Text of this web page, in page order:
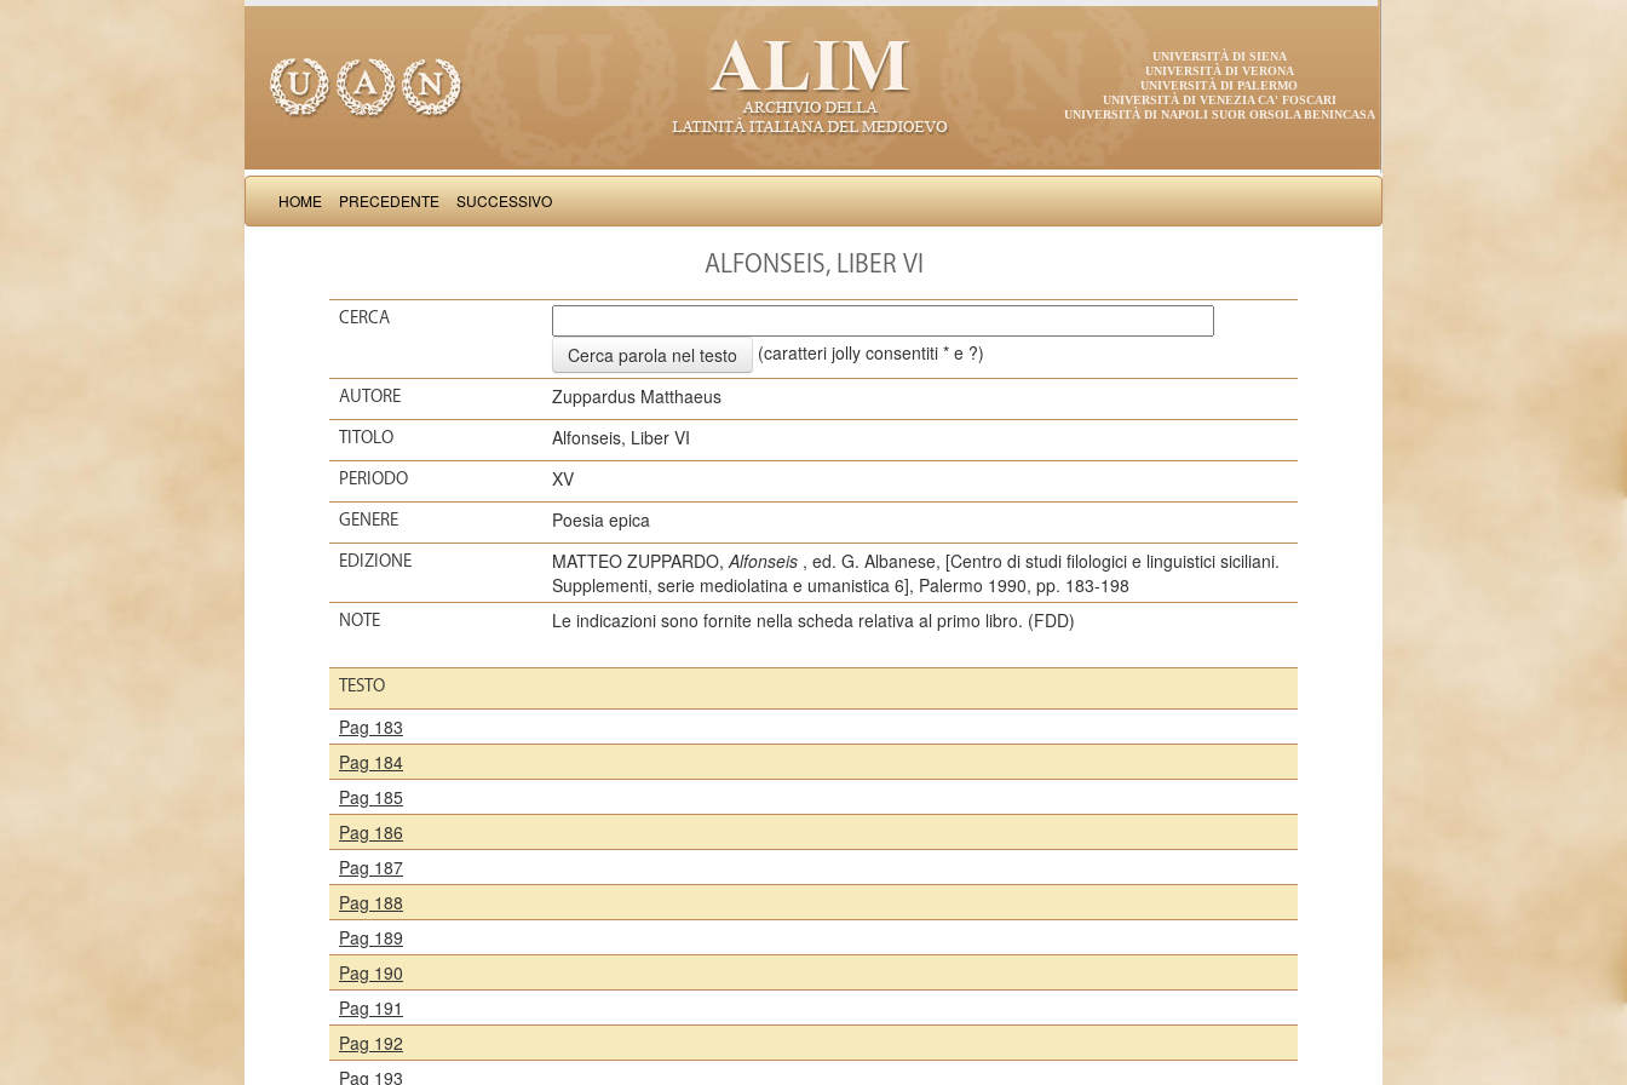
UNIVERSITÀ DI SIENA
UNIVERSITÀ DI VERONA
UNIVERSITÀ DI PALERMO
UNIVERSITÀ DI VENEZIA CA' FOSCARI
UNIVERSITÀ DI NAPOLI SUOR ORSOLA BENINCASA
HOME PRECEDENTE SUCCESSIVO
ALFONSEIS, LIBER VI
CERCA
(caratteri jolly consentiti * e ?)
AUTORE Zuppardus Matthaeus
TITOLO Alfonseis, Liber VI
PERIODO XV
GENERE Poesia epica
EDIZIONE MATTEO ZUPPARDO,Alfonseis , ed. G. Albanese, [Centro di studi filologici e linguistici siciliani.
Supplementi, serie mediolatina e umanistica 6], Palermo 1990, pp. 183-198
NOTE Le indicazioni sono fornite nella scheda relativa al primo libro. (FDD)
TESTO
Pag 183
Pag 184
Pag 185
Pag 186
Pag 187
Pag 188
Pag 189
Pag 190
Pag 191
Pag 192
Pag 193